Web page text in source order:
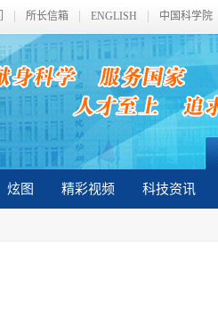
所长信箱 ENGLISH 中国科学院
炫图 精彩视频 科技资讯